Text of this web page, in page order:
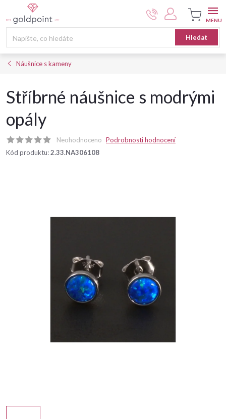
na
Hledat
Nákupní
košík
Náušnice s kameny
Stříbrné náušnice s modrými
opály
Neohodnoceno Podrobnosti hodnocení
Kód produktu:2.33.NA306108